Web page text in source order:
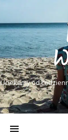
Uciekamy od